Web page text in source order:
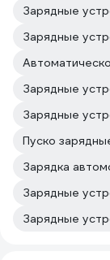
Зарядные
Зарядные
Зарядные
Пуско
Зарядка